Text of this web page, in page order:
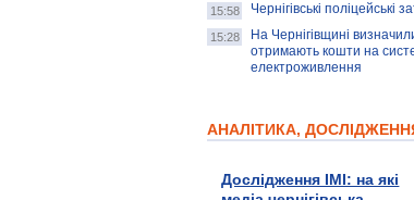
15:58 Чернігівські поліцейські
15:28
На Чернігівщині
отримають кошти на
електроживлення
АНАЛІТИКА,
Дослідження ІМІ: на які